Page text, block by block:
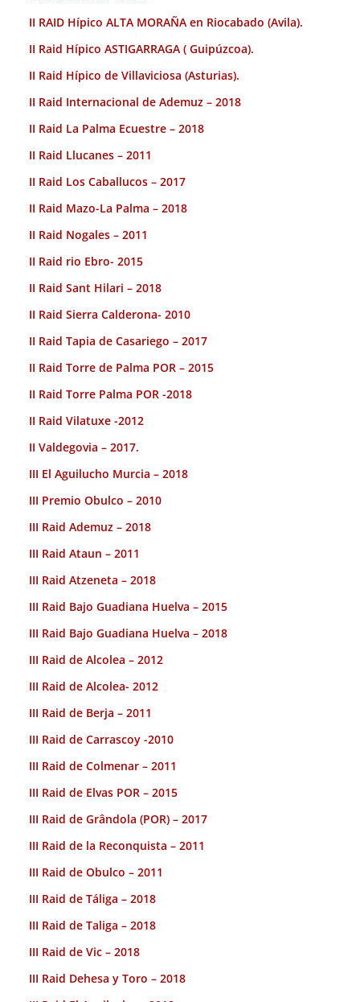
II RAID Hípico ALTA MORAÑA en Riocabado (Avila).
II Raid Hípico ASTIGARRAGA ( Guipúzcoa).
II Raid Hípico de Villaviciosa (Asturias).
II Raid Internacional de Ademuz – 2018
II Raid La Palma Ecuestre – 2018
II Raid Llucanes – 2011
II Raid Los Caballucos – 2017
II Raid Mazo-La Palma – 2018
II Raid Nogales – 2011
II Raid rio Ebro- 2015
II Raid Sant Hilari – 2018
II Raid Sierra Calderona- 2010
II Raid Tapia de Casariego – 2017
II Raid Torre de Palma POR – 2015
II Raid Torre Palma POR -2018
II Raid Vilatuxe -2012
II Valdegovia – 2017.
III El Aguilucho Murcia – 2018
III Premio Obulco – 2010
III Raid Ademuz – 2018
III Raid Ataun – 2011
III Raid Atzeneta – 2018
III Raid Bajo Guadiana Huelva – 2015
III Raid Bajo Guadiana Huelva – 2018
III Raid de Alcolea – 2012
III Raid de Alcolea- 2012
III Raid de Berja – 2011
III Raid de Carrascoy -2010
III Raid de Colmenar – 2011
III Raid de Elvas POR – 2015
III Raid de Grândola (POR) – 2017
III Raid de la Reconquista – 2011
III Raid de Obulco – 2011
III Raid de Táliga – 2018
III Raid de Taliga – 2018
III Raid de Vic – 2018
III Raid Dehesa y Toro – 2018